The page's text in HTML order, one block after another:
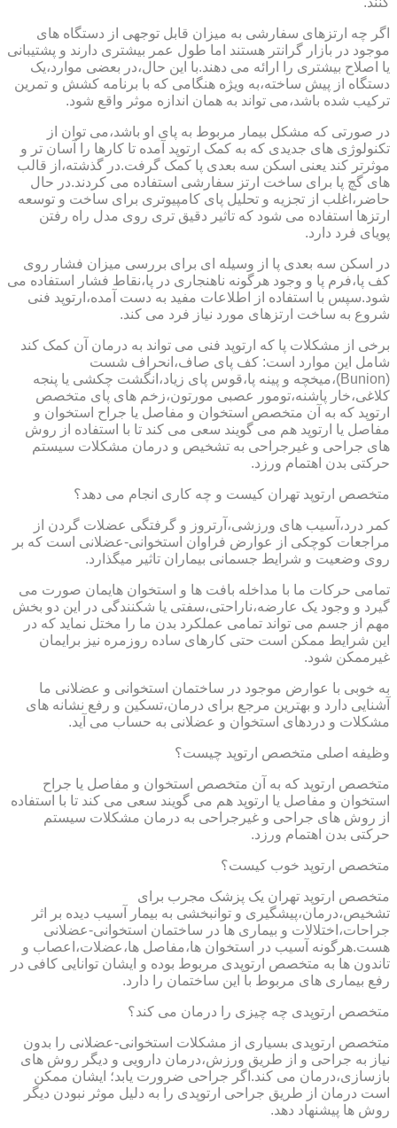
اگر چه ارتزهای سفارشی به میزان قابل توجهی از دستگاه های
موجود در بازار گرانتر هستند اما طول عمر بیشتری دارند و پشتیبانی
یا اصلاح بیشتری را ارائه می دهند.با این حال،در بعضی موارد،یک
دستگاه از پیش ساخته،به ویژه هنگامی که با برنامه کشش و تمرین
ترکیب شده باشد،می تواند به همان اندازه موثر واقع شود.
در صورتی که مشکل بیمار مربوط به پای او باشد،می توان از
تکنولوژی های جدیدی که به کمک ارتوپد آمده تا کارها را آسان تر و
موثرتر کند یعنی اسکن سه بعدی پا کمک گرفت.در گذشته،از قالب
های گچ پا برای ساخت ارتز سفارشی استفاده می کردند.در حال
حاضر،اغلب از تجزیه و تحلیل پای کامپیوتری برای ساخت و توسعه
ارتزها استفاده می شود که تاثیر دقیق تری روی مدل راه رفتن
پویای فرد دارد.
در اسکن سه بعدی پا از وسیله ای برای بررسی میزان فشار روی
کف پا،فرم پا و وجود هرگونه ناهنجاری در پا،نقاط فشار استفاده می
شود.سپس با استفاده از اطلاعات مفید به دست آمده،ارتوپد فنی
شروع به ساخت ارتزهای مورد نیاز فرد می کند.
برخی از مشکلات پا که ارتوپد فنی می تواند به درمان آن کمک کند
شامل این موارد است: کف پای صاف،انحراف شست
(Bunion)،میخچه و پینه پا،قوس پای زیاد،انگشت چکشی یا پنجه
کلاغی،خار پاشنه،تومور عصبی مورتون،زخم های پای متخصص
ارتوپد که به آن متخصص استخوان و مفاصل یا جراح استخوان و
مفاصل یا ارتوپد هم می گویند سعی می کند تا با استفاده از روش
های جراحی و غیرجراحی به تشخیص و درمان مشکلات سیستم
حرکتی بدن اهتمام ورزد.
متخصص ارتوپد تهران کیست و چه کاری انجام می دهد؟
کمر درد،آسیب های ورزشی،آرتروز و گرفتگی عضلات گردن از
مراجعات کوچکی از عوارض فراوان استخوانی-عضلانی است که بر
روی وضعیت و شرایط جسمانی بیماران تاثیر میگذارد.
تمامی حرکات ما با مداخله بافت ها و استخوان هایمان صورت می
گیرد و وجود یک عارضه،ناراحتی،سفتی یا شکنندگی در این دو بخش
مهم از جسم می تواند تمامی عملکرد بدن ما را مختل نماید که در
این شرایط ممکن است حتی کارهای ساده روزمره نیز برایمان
غیرممکن شود.
به خوبی با عوارض موجود در ساختمان استخوانی و عضلانی ما
آشنایی دارد و بهترین مرجع برای درمان،تسکین و رفع نشانه های
مشکلات و دردهای استخوان و عضلانی به حساب می آید.
وظیفه اصلی متخصص ارتوپد چیست؟
متخصص ارتوپد که به آن متخصص استخوان و مفاصل یا جراح
استخوان و مفاصل یا ارتوپد هم می گویند سعی می کند تا با استفاده
از روش های جراحی و غیرجراحی به درمان مشکلات سیستم
حرکتی بدن اهتمام ورزد.
متخصص ارتوپد خوب کیست؟
متخصص ارتوپد تهران یک پزشک مجرب برای
تشخیص،درمان،پیشگیری و توانبخشی به بیمار آسیب دیده بر اثر
جراحات،اختلالات و بیماری ها در ساختمان استخوانی-عضلانی
هست.هرگونه آسیب در استخوان ها،مفاصل ها،عضلات،اعصاب و
تاندون ها به متخصص ارتوپدی مربوط بوده و ایشان توانایی کافی در
رفع بیماری های مربوط با این ساختمان را دارد.
متخصص ارتوپدی چه چیزی را درمان می کند؟
متخصص ارتوپدی بسیاری از مشکلات استخوانی-عضلانی را بدون
نیاز به جراحی و از طریق ورزش،درمان دارویی و دیگر روش های
بازسازی،درمان می کند.اگر جراحی ضرورت یابد؛ ایشان ممکن
است درمان از طریق جراحی ارتوپدی را به دلیل موثر نبودن دیگر
روش ها پیشنهاد دهد.